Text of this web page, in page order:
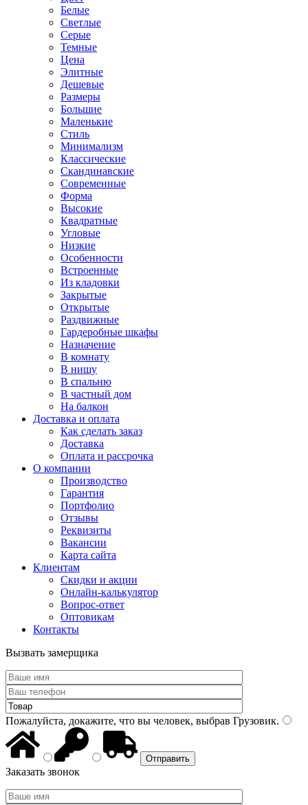
Белые
Светлые
Серые
Темные
Цена
Элитные
Дешевые
Размеры
Большие
Маленькие
Стиль
Минимализм
Классические
Скандинавские
Современные
Форма
Высокие
Квадратные
Угловые
Низкие
Особенности
Встроенные
Из кладовки
Закрытые
Открытые
Раздвижные
Гардеробные шкафы
Назначение
В комнату
В нишу
В спальню
В частный дом
На балкон
Доставка и оплата
Как сделать заказ
Доставка
Оплата и рассрочка
О компании
Производство
Гарантия
Портфолио
Отзывы
Реквизиты
Вакансии
Карта сайта
Клиентам
Скидки и акции
Онлайн-калькулятор
Вопрос-ответ
Оптовикам
Контакты
Вызвать замерщика
Пожалуйста, докажите, что вы человек, выбрав Грузовик.
Заказать звонок